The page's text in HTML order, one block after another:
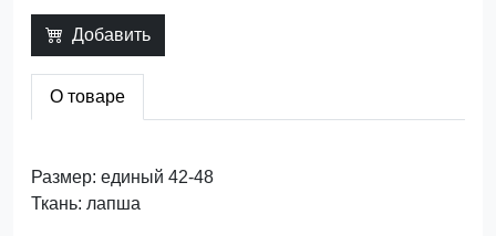
Добавить
О товаре
Размер: единый 42-48
Ткань: лапша